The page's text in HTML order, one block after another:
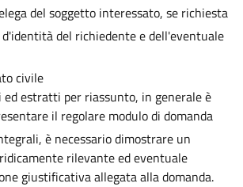
del soggetto interessato, se richiesta
del richiedente e dell'eventuale
civile
estratti per riassunto, in generale è
il regolare modulo di domanda
è necessario dimostrare un
rilevante ed eventuale
giustificativa allegata alla domanda.